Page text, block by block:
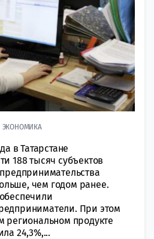
ЭКОНОМИКА
в Татарстане
188 тысяч субъектов
чем годом ранее.
При этом
региональном продукте
24,3%,...